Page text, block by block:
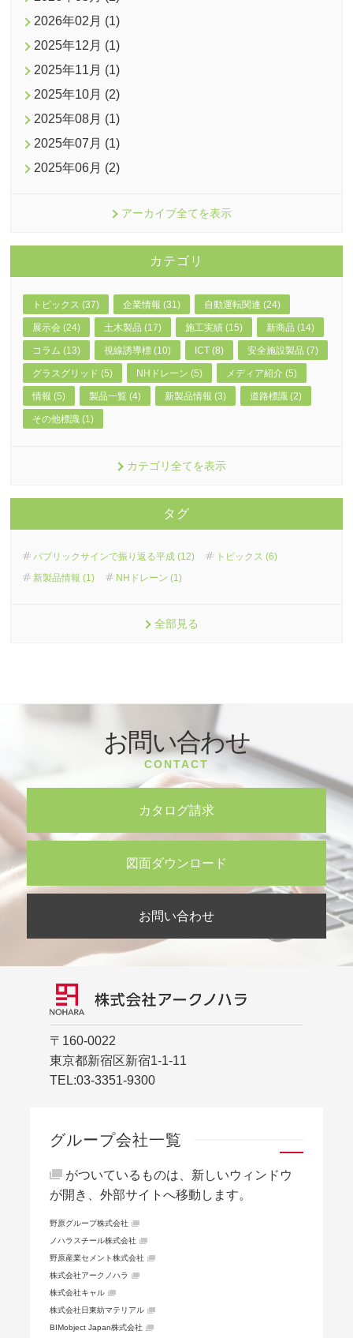
2026年02月 (1)
2025年12月 (1)
2025年11月 (1)
2025年10月 (2)
2025年08月 (1)
2025年07月 (1)
2025年06月 (2)
アーカイブ全てを表示
カテゴリ
トピックス (37) 企業情報 (31) 自動運転関連 (24)
展示会 (24) 土木製品 (17) 施工実績 (15) 新商品 (14)
コラム (13) 視線誘導標 (10) ICT (8) 安全施設製品 (7)
グラスグリッド (5) NHドレーン (5) メディア紹介 (5)
情報 (5) 製品一覧 (4) 新製品情報 (3) 道路標識 (2)
その他標識 (1)
カテゴリ全てを表示
タグ
パブリックサインで振り返る平成 (12)
トピックス (6)
新製品情報 (1)
NHドレーン (1)
全部見る
お問い合わせ
CONTACT
カタログ請求
図面ダウンロード
お問い合わせ
〒160-0022
東京都新宿区新宿1-1-11
TEL:03-3351-9300
グループ会社一覧
がついているものは、新しいウィンドウ
が開き、外部サイトへ移動します。
野原グループ株式会社
ノハラスチール株式会社
野原産業セメント株式会社
株式会社アークノハラ
株式会社キャル
株式会社日東紡マテリアル
BIMobject Japan株式会社